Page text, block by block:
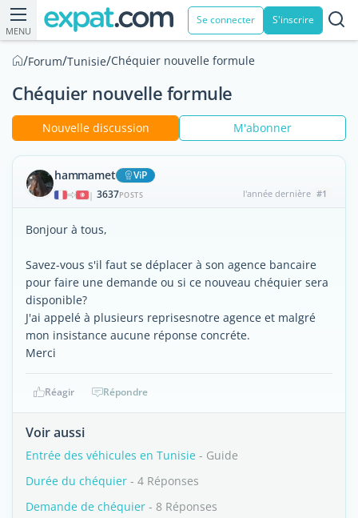
MENU
Se connecter S'inscrire
/Forum/Tunisie/Chéquier nouvelle formule
Chéquier nouvelle formule
Nouvelle discussion M'abonner
hammamet ViP
| 3637POSTS l'année dernière #1
Bonjour à tous,
Savez-vous s'il faut se déplacer à son agence bancaire
pour faire une demande ou si ce nouveau chéquier sera
disponible?
J'ai appelé à plusieurs reprisesnotre agence et malgré
mon insistance aucune réponse concréte.
Merci
Réagir Répondre
Voir aussi
Entrée des véhicules en Tunisie - Guide
Durée du chéquier - 4 Réponses
Demande de chéquier - 8 Réponses